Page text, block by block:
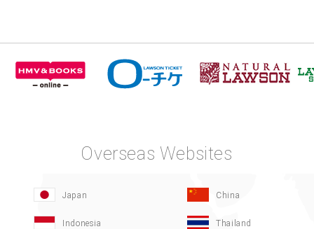
Overseas Websites
Japan China
Indonesia Thailand